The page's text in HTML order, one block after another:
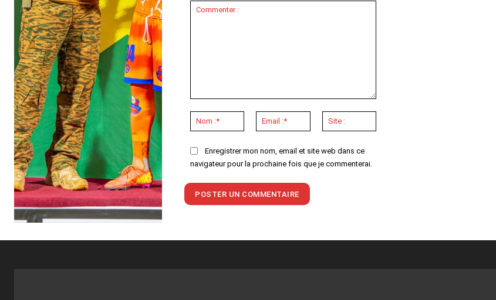
Nom
:*
Email
:*
:
Enregistrer mon nom, email et site web dans ce
navigateur pour la prochaine fois que je commenterai.